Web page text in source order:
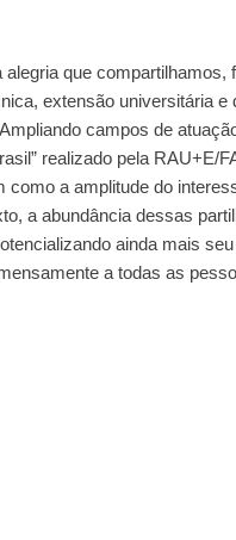
que compartilhamos,
extensão universitária e
campos de
realizado pela RAU+E/
como a amplitude do
a abundância dessas
ainda mais
a todas as